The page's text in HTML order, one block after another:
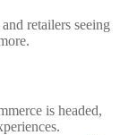
retailers seeing
is headed,